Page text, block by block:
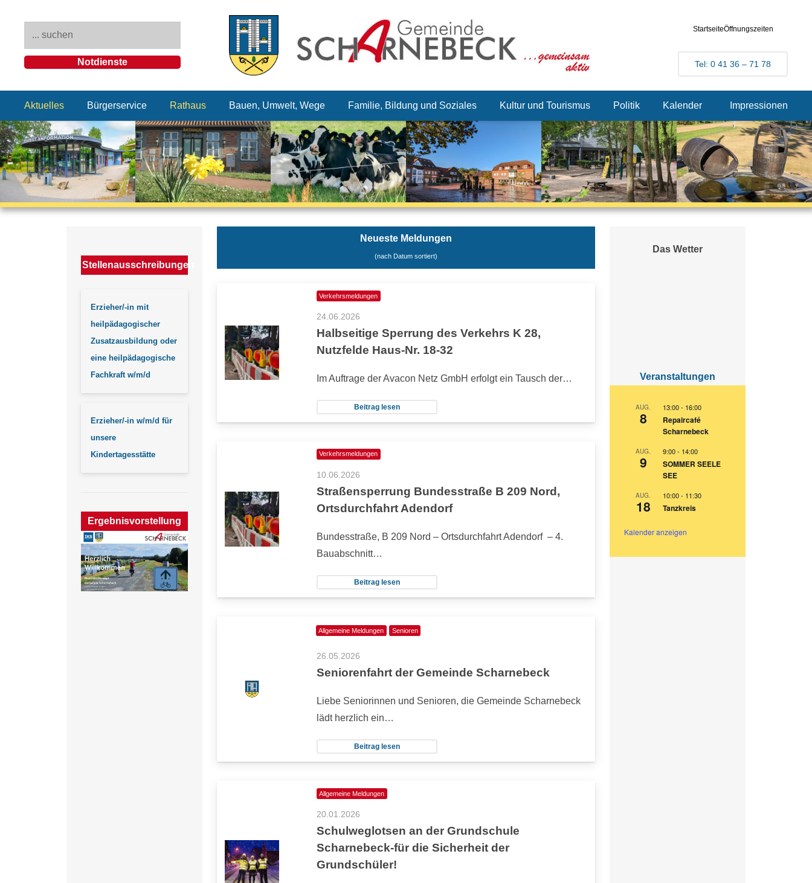
Notdienste
StartseiteÖffnungszeiten
Tel: 0 41 36 – 71 78
Aktuelles Bürgerservice Rathaus Bauen, Umwelt, Wege Familie, Bildung und Soziales Kultur und Tourismus Politik Kalender Impressionen
Stellenausschreibungen
Erzieher/-in mit
heilpädagogischer
Zusatzausbildung oder
eine heilpädagogische
Fachkraft w/m/d
Erzieher/-in w/m/d für
unsere
Kindertagesstätte
Ergebnisvorstellung
Neueste Meldungen
(nach Datum sortiert)
Verkehrsmeldungen
24.06.2026
Halbseitige Sperrung des Verkehrs K 28,
Nutzfelde Haus-Nr. 18-32
Im Auftrage der Avacon Netz GmbH erfolgt ein Tausch der…
Beitrag lesen
Verkehrsmeldungen
10.06.2026
Straßensperrung Bundesstraße B 209 Nord,
Ortsdurchfahrt Adendorf
Bundesstraße, B 209 Nord – Ortsdurchfahrt Adendorf – 4.
Bauabschnitt…
Beitrag lesen
Allgemeine Meldungen Senioren
26.05.2026
Seniorenfahrt der Gemeinde Scharnebeck
Liebe Seniorinnen und Senioren, die Gemeinde Scharnebeck
lädt herzlich ein…
Beitrag lesen
Allgemeine Meldungen
20.01.2026
Schulweglotsen an der Grundschule
Scharnebeck-für die Sicherheit der
Grundschüler!
Das Wetter
Veranstaltungen
AUG.
8
13:00- 16:00
Repaircafé
Scharnebeck
AUG.
9
9:00- 14:00
SOMMER SEELE
SEE
AUG.
18
10:00- 11:30
Tanzkreis
Kalender anzeigen